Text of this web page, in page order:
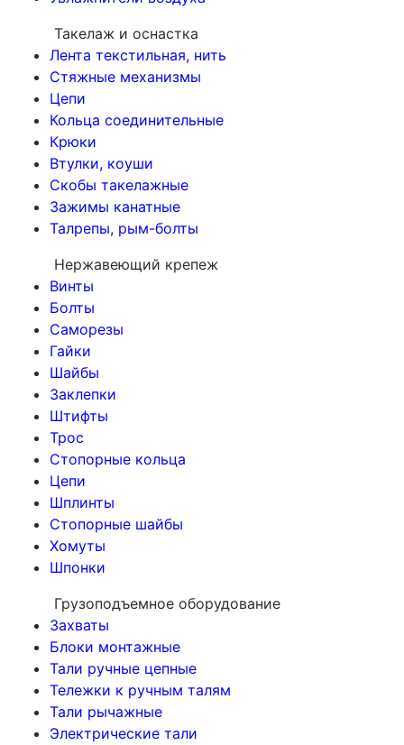
Такелаж и оснастка
Лента текстильная, нить
Стяжные механизмы
Цепи
Кольца соединительные
Крюки
Втулки, коуши
Скобы такелажные
Зажимы канатные
Талрепы, рым-болты
Нержавеющий крепеж
Винты
Болты
Саморезы
Гайки
Шайбы
Заклепки
Штифты
Трос
Стопорные кольца
Цепи
Шплинты
Стопорные шайбы
Хомуты
Шпонки
Грузоподъемное оборудование
Захваты
Блоки монтажные
Тали ручные цепные
Тележки к ручным талям
Тали рычажные
Электрические тали